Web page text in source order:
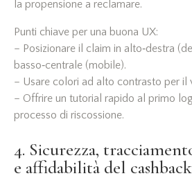
la propensione a reclamare.
Punti chiave per una buona UX:
– Posizionare il claim in alto‑destra
basso‑centrale (mobile).
– Usare colori ad alto contrasto per il
– Offrire un tutorial rapido al primo
processo di riscossione.
4. Sicurezza,
e affidabilità del